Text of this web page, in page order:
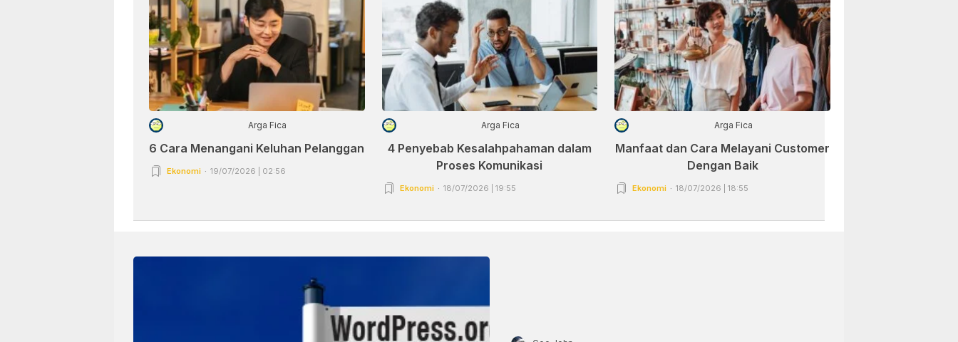
Arga Fica
6 Cara Menangani Keluhan Pelanggan
Ekonomi 19/07/2026 | 02:56
Arga Fica
4 Penyebab Kesalahpahaman dalam
Proses Komunikasi
Ekonomi 18/07/2026 | 19:55
Arga Fica
Manfaat dan Cara Melayani Customer
Dengan Baik
Ekonomi 18/07/2026 | 18:55